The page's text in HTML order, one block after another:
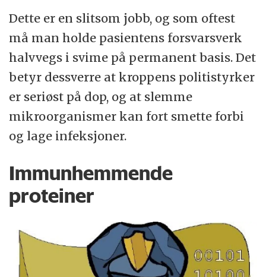
Dette er en slitsom jobb, og som oftest
må man holde pasientens forsvarsverk
halvvegs i svime på permanent basis. Det
betyr dessverre at kroppens politistyrker
er seriøst på dop, og at slemme
mikroorganismer kan fort smette forbi
og lage infeksjoner.
Immunhemmende
proteiner